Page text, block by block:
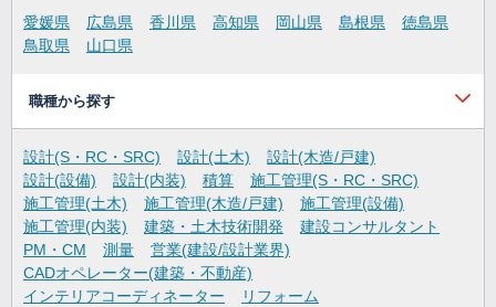
愛媛県 広島県 香川県 高知県 岡山県 島根県
徳島県
鳥取県
山口県
職種から探す
設計(S・RC・SRC) 設計(土木)
設計(木造/戸建)
設計(設備)
設計(内装) 積算
施工管理(S・RC・SRC)
施工管理(土木)
施工管理(木造/戸建)
施工管理(設備)
施工管理(内装)
建築・土木技術開発
建設コンサルタント
PM・CM
測量
営業(建設/設計業界)
CADオペレーター(建築・不動産)
インテリアコーディネーター
リフォーム